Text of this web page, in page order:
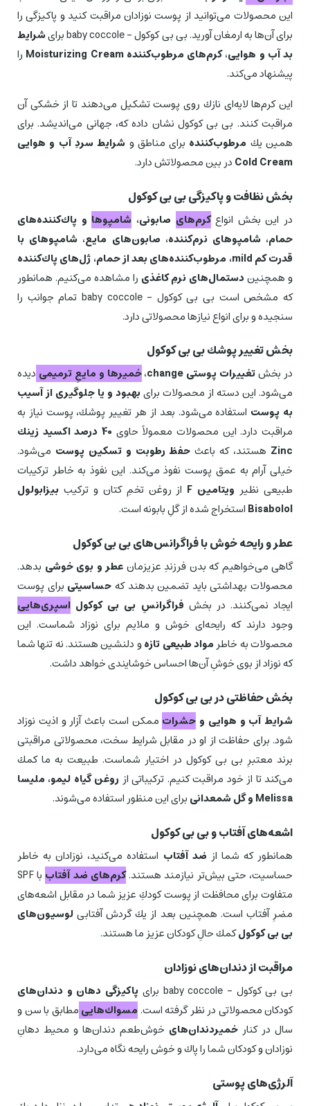
این محصولات می‌توانید از پوست نوزادان مراقبت كنید و پاكیزگی را
برای آن‌ها به ارمغان آورید. بی بی کوکول – baby coccole برای
شرایط
بد آب و هوایی،كرم‌های مرطوب‌كننده Moisturizing Cream
را
پیشنهاد می‌كند.
این كرم‌ها لایه‌ای نازك روی پوست تشكیل می‌دهند تا از خشكی آن
مراقبت كنند. بی بی كوكول نشان داده كه، جهانی می‌اندیشد. برای
همین یك مرطوب‌كننده برای مناطق و شرایط سردِ آب و هوایی
Cold Cream در بین محصولاتش دارد.
بخش نظافت و پاكیزگی بی بی كوكول
در این بخش انواعكرم‌های صابونی، شامپوها و پاك‌كننده‌های
حمام، شامپوهای نرم‌كننده، صابون‌های مایع، شامپوهای با
قدرت كم mild، مرطوب‌كننده‌های بعد از حمام، ژل‌های پاك‌كننده
و همچنین دستمال‌های نرمِ كاغذی را مشاهده می‌كنیم. همانطور
كه مشخص است بی بی کوکول – baby coccole تمام جوانب را
سنجیده و برای انواع نیازها محصولاتی دارد.
بخش تغییر پوشك بی بی كوكول
در بخشتغییرات پوستی change ،‌خمیرها و مایعِ ترمیمی دیده
می‌شود. این دسته از محصولات برای بهبود و یا جلوگیری از آسیب
به پوست استفاده می‌شود. بعد از هر تغییر پوشك، پوست نیاز به
مراقبت دارد. این محصولات معمولاً حاوی
40 درصد اكسید زینك
Zinc هستند، كه باعث حفظ رطوبت و تسكین پوست می‌شود.
خیلی آرام به عمق پوست نفوذ می‌كند. این نفوذ به خاطر تركیبات
طبیعی نظیر ویتامین F از روغن تخمِ كتان و تركیب بیزابولول
Bisabolol استخراج شده از گلِ بابونه است.
عطر و رایحه خوش با فراگرانس‌های بی بی كوكول
گاهی می‌خواهیم كه بدن فرزندِ عزیزمان عطر و بوی خوشی بدهد.
محصولات بهداشتی باید تضمین بدهند كه حساسیتی برای پوست
ایجاد نمی‌كنند. در بخش فراگرانسِ بی بی كوكول اسپری‌هایی
وجود دارند كه رایحه‌ای خوش و ملایم برای نوزاد شماست. این
محصولات به خاطرمواد طبیعی تازهو دلنشین هستند. نه تنها شما
كه نوزاد از بوی خوشِ آن‌ها احساس خوشایندی خواهد داشت.
بخش حفاظتی در بی بی كوكول
شرایط آب و هوایی و حشرات ممكن است باعث آزار و اذیت نوزاد
شود. برای حفاظت از او در مقابل شرایط سخت، محصولاتی مراقبتی
برند معتبرِ بی بی كوكول در اختیار شماست. طبیعت به ما كمك
می‌كند تا از خود مراقبت كنیم. تركیباتی از روغن گیاه لیمو، ملیسا
Melissa و گل شمعدانی
برای این منظور استفاده می‌شوند.
اشعه‌های آفتاب و بی بی كوكول
همانطور كه شما از ضد آفتاب استفاده می‌كنید، نوزادان به خاطر
حساسیت، حتی بیش‌تر نیازمند هستند.كرم‌های ضد آفتاب
با SPF
متفاوت برای محافظت از پوست كودكِ عزیز شما در مقابل اشعه‌های
مضرِ آفتاب است. همچنین بعد از یك گردش آفتابی لوسیون‌های
بی بی كوكولكمك حالِ كودكان عزیز ما هستند.
مراقبت از دندان‌های نوزادان
بی بی کوکول – baby coccole برای
پاكیزگی دهان و دندان‌های
كودكان محصولاتی در نظر گرفته است. مسواك‌هایی مطابق با سن و
سال در كنار خمیردندان‌های خوش‌طعم دندان‌ها و محیط دهانِ
نوزادان و كودكان شما را پاك و خوش رایحه نگاه می‌دارد.
آلرژی‌های پوستی